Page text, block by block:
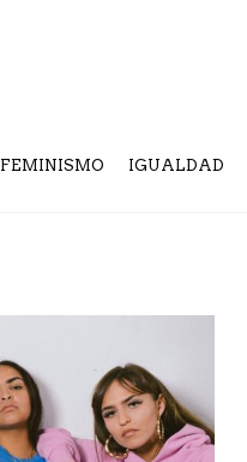
FEMINISMO IGUALDAD